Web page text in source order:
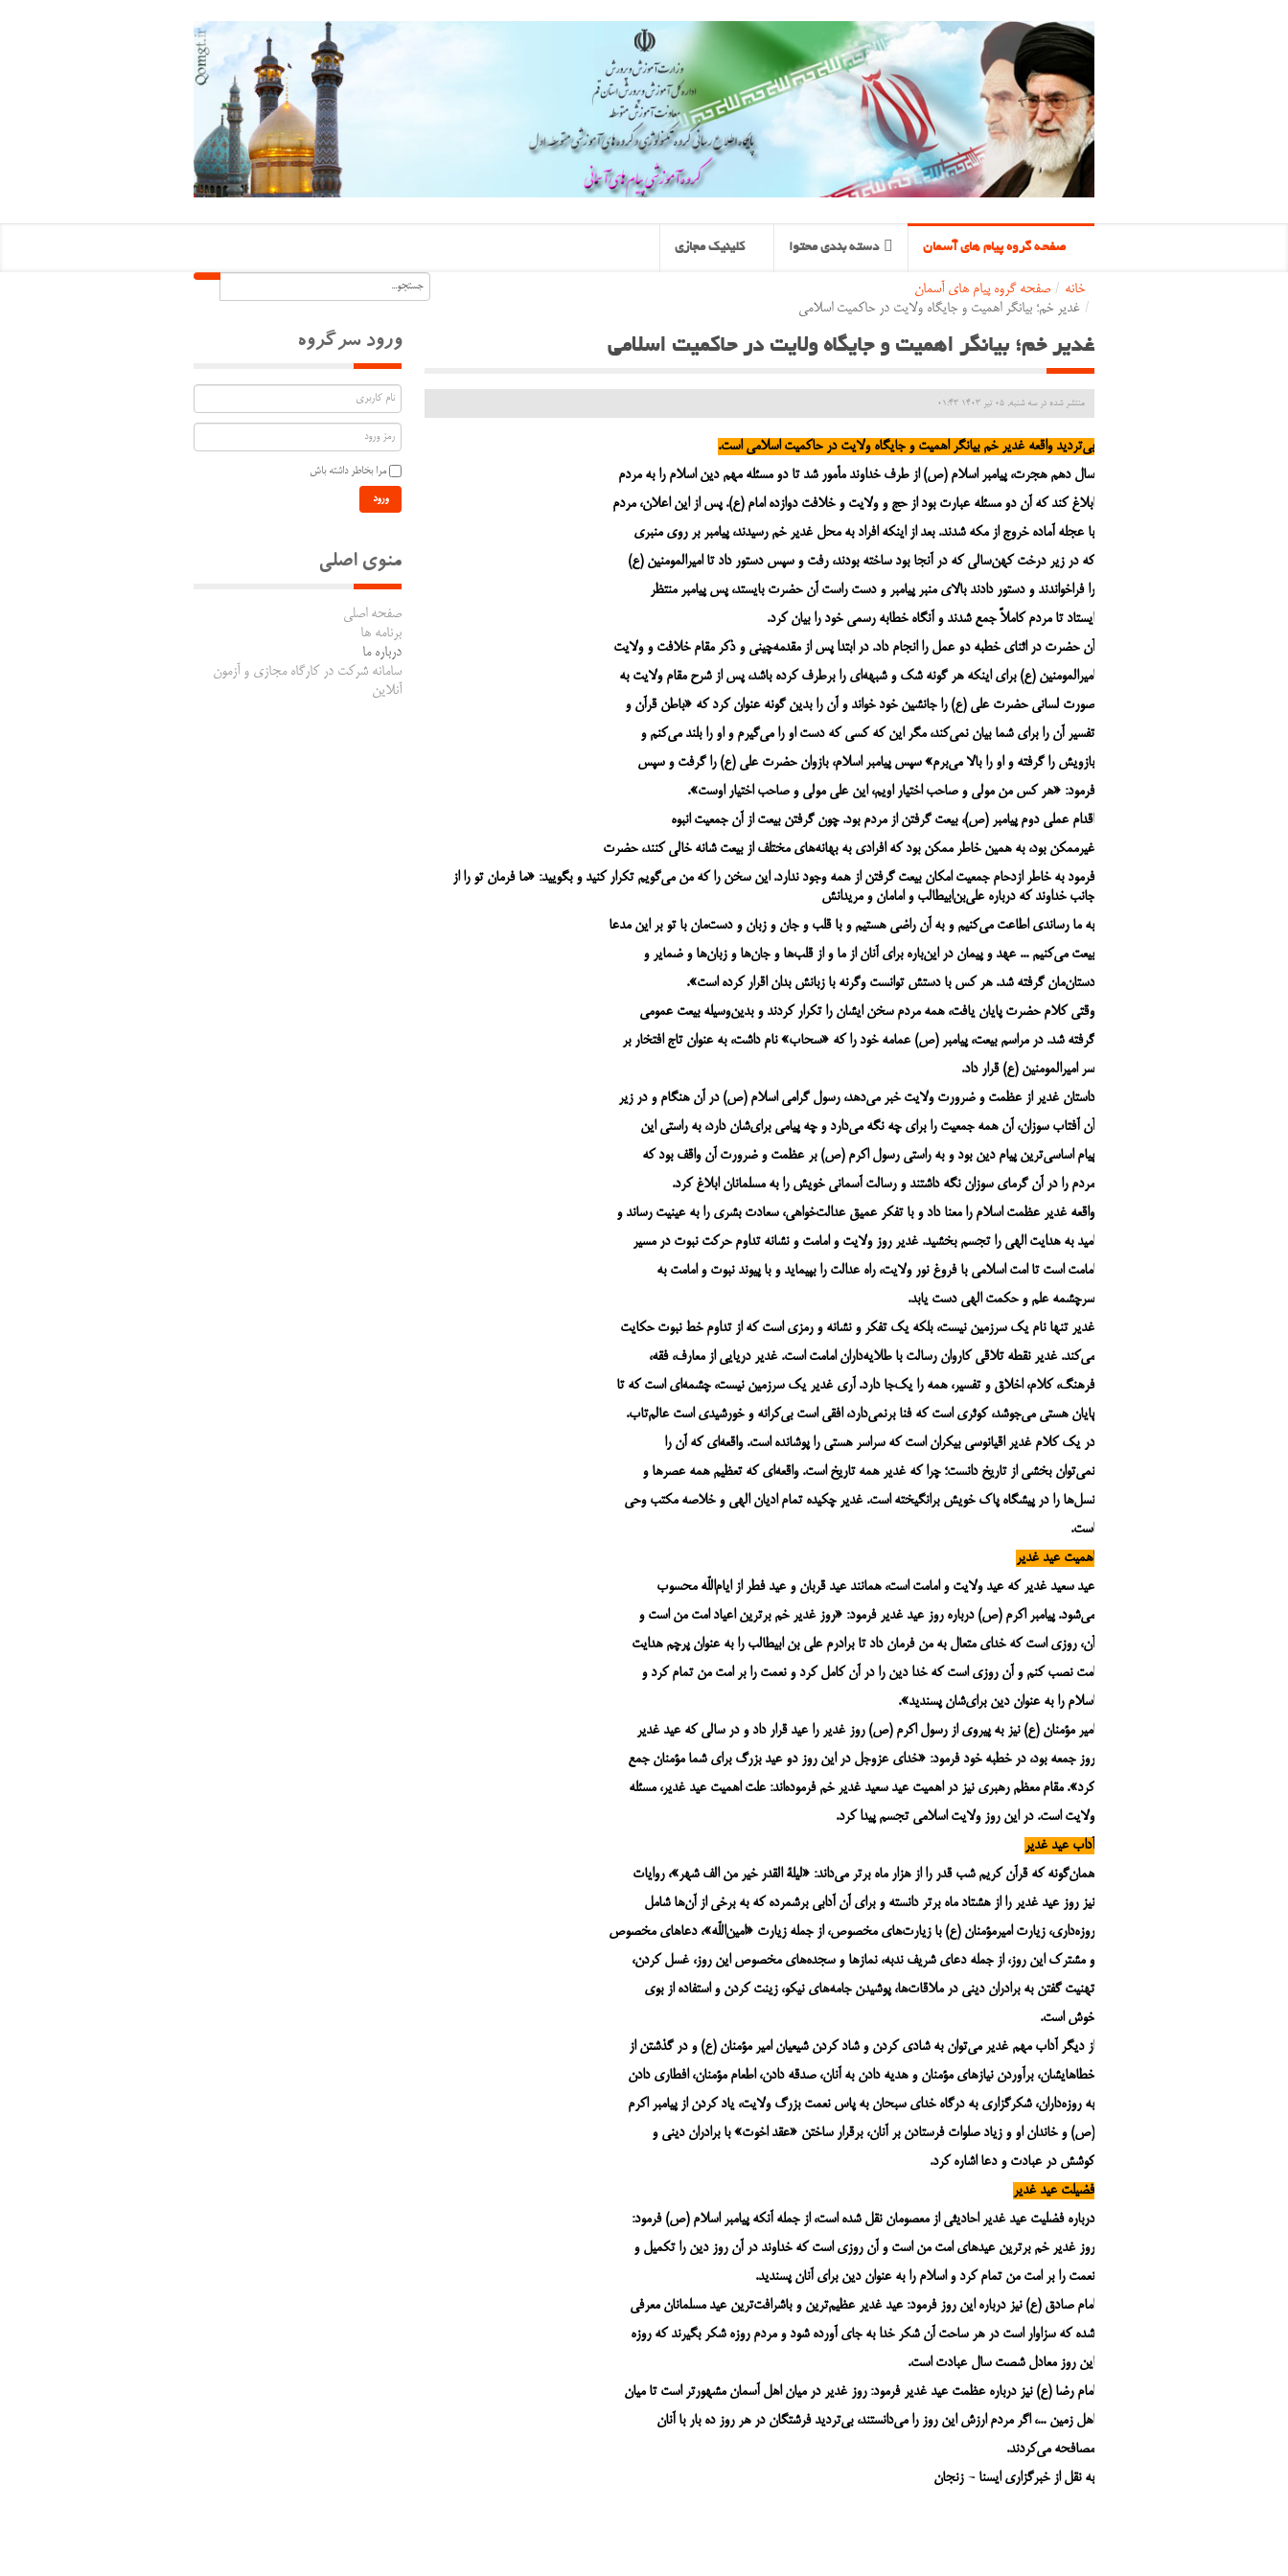
صفحه گروه پیام های آسمان دسته بندی محتوا کلینیک مجازی
خانه / صفحه گروه پیام های آسمان
/ غدیر خم؛ بیانگر اهمیت و جایگاه ولایت در حاکمیت اسلامی
غدیر خم؛ بیانگر اهمیت و جایگاه ولایت در حاکمیت اسلامی
منتشر شده در سه شنبه, 05 تیر 1403 01:43
بی‌تردید واقعه غدیر خم بیانگر اهمیت و جایگاه ولایت در حاکمیت اسلامی است.
سال دهم هجرت، پیامبر اسلام (ص) از طرف خداوند مأمور شد تا دو مسئله مهم دین اسلام را به مردم
ابلاغ کند که آن دو مسئله عبارت بود از حج و ولایت و خلافت دوازده امام (ع). پس از این اعلان، مردم
با عجله آماده خروج از مکه شدند. بعد از اینکه افراد به محل غدیر خم رسیدند، پیامبر بر روی منبری
که در زیر درخت کهن‌سالی که در آنجا بود ساخته بودند، رفت و سپس دستور داد تا امیرالمومنین (ع)
را فراخواندند و دستور دادند بالای منبر پیامبر و دست راست آن حضرت بایستد، پس پیامبر منتظر
ایستاد تا مردم کاملاً جمع شدند و آنگاه خطابه رسمی خود را بیان کرد.
آن حضرت در اثنای خطبه دو عمل را انجام داد. در ابتدا پس از مقدمه‌چینی و ذکر مقام خلافت و ولایت
امیرالمومنین (ع) برای اینکه هر گونه شک و شبهه‌ای را برطرف کرده باشد، پس از شرح مقام ولایت به
صورت لسانی حضرت علی (ع) را جانشین خود خواند و آن را بدین‌ گونه عنوان کرد که «باطن قرآن و
تفسیر آن را برای شما بیان نمی‌کند، مگر این که کسی که دست او را می‌گیرم و او را بلند می‌کنم و
بازویش را گرفته‌ و او را بالا می‌برم» سپس پیامبر اسلام، بازوان حضرت علی (ع) را گرفت و سپس
فرمود: «هر کس من مولی و صاحب اختیار اویم، این علی مولی و صاحب اختیار اوست».
اقدام عملی دوم پیامبر (ص)، بیعت گرفتن از مردم بود. چون گرفتن بیعت از آن جمعیت انبوه
غیرممکن بود، به همین خاطر ممکن بود که افرادی به بهانه‌های مختلف از بیعت شانه خالی کنند، حضرت
فرمود به خاطر ازدحام جمعیت امکان بیعت‌ گرفتن از همه وجود ندارد. این سخن را که من می‌گویم تکرار کنید و بگویید: «ما فرمان تو را از
جانب خداوند که درباره علی‌بن‌ابیطالب و امامان و مریدانش
به ما رساندی اطاعت می‌کنیم و به آن راضی هستیم و با قلب و جان و زبان و دست‌مان با تو بر این مدعا
بیعت می‌کنیم ... عهد و پیمان در این‌باره برای آنان از ما و از قلب‌ها و جان‌ها و زبان‌ها و ضمایر و
دستان‌مان گرفته شد. هر کس با دستش توانست وگرنه با زبانش بدان اقرار کرده است».
وقتی کلام حضرت پایان یافت، همه مردم سخن ایشان را تکرار کردند و بدین‌وسیله بیعت عمومی
گرفته شد. در مراسم بیعت، پیامبر (ص) عمامه خود را که «سحاب» نام داشت، به‌ عنوان تاج افتخار بر
سر امیرالمومنین (ع) قرار داد.
داستان غدیر از عظمت و ضرورت ولایت خبر می‏‌دهد، رسول گرامی اسلام (ص) در آن هنگام و در زیر
آن آفتاب سوزان، آن همه جمعیت را برای چه نگه می‏‌دارد و چه پیامی برای‌‏شان دارد، به راستی این
پیام اساسی‏‌ترین پیام دین بود و به راستی رسول اکرم (ص) بر عظمت و ضرورت آن واقف بود که
مردم را در آن گرمای سوزان نگه داشتند و رسالت آسمانی خویش را به مسلمانان ابلاغ کرد.
واقعه غدیر عظمت اسلام را معنا داد و با تفکر عمیق عدالت‌خواهی، سعادت بشری را به عینیت رساند و
امید به هدایت الهی را تجسم بخشید. غدیر روز ولایت و امامت و نشانه تداوم حرکت نبوت در مسیر
امامت است تا امت اسلامی با فروغ نور ولایت، راه عدالت را بپیماید و با پیوند نبوت و امامت به
سرچشمه علم و حکمت الهی دست یابد.
غدیر تنها نام یک سرزمین نیست، بلکه یک تفکر و نشانه و رمزی است که از تداوم خط نبوت حکایت
می‌کند. غدیر نقطه تلاقی کاروان رسالت با طلایه‌داران امامت است. غدیر دریایی از معارف، فقه،
فرهنگ، کلام، اخلاق و تفسیر، همه را یک‌جا دارد. آری غدیر یک سرزمین نیست، چشمه‌ای است که تا
پایان هستی می‌جوشد، کوثری است که فنا برنمی‌دارد، افقی است بی‌کرانه و خورشیدی است عالم‌تاب.
در یک کلام غدیر اقیانوسی بیکران است که سراسر هستی را پوشانده است. واقعه‌ای که آن را
نمی‌توان بخشی از تاریخ دانست؛ چرا که غدیر همه تاریخ است. واقعه‌ای که تعظیم همه عصرها و
نسل‌ها را در پیشگاه پاک خویش برانگیخته است. غدیر چکیده تمام ادیان الهی و خلاصه مکتب وحی
است.
اهمیت عید غدیر
عید سعید غدیر که عید ولایت و امامت است، همانند عید قربان و عید فطر از ایام‌اللّه محسوب
می‌شود. پیامبر اکرم (ص) درباره روز عید غدیر فرمود: «روز غدیر خم برترین اعیاد امت من است و
آن، روزی است که خدای متعال به من فرمان داد تا برادرم علی بن ابیطالب را به عنوان پرچم هدایت
امت نصب کنم و آن روزی است که خدا دین را در آن کامل کرد و نعمت را بر امت من تمام کرد و
اسلام را به عنوان دین برای‌شان پسندید».
امیر مؤمنان (ع) نیز به پیروی از رسول اکرم (ص) روز غدیر را عید قرار داد و در سالی که عید غدیر
روز جمعه بود، در خطبه خود فرمود: «خدای عزوجل در این روز دو عید بزرگ برای شما مؤمنان جمع
کرد». مقام معظم رهبری نیز در اهمیت عید سعید غدیر خم فرموده‌اند: علت اهمیت عید غدیر، مسئله
ولایت است. در این روز ولایت اسلامی تجسم پیدا کرد.
آداب عید غدیر
همان‌گونه‌ که قرآن کریم شب قدر را از هزار ماه برتر می‌داند: «لیلة القدر خیر من الف شهر»، روایات
نیز روز عید غدیر را از هشتاد ماه برتر دانسته و برای آن آدابی برشمرده که به برخی از آن‌ها شامل
روزه‌داری، زیارت امیرمؤمنان (ع) با زیارت‌های مخصوص، از جمله زیارت «امین‌اللّه»، دعاهای مخصوص
و مشترک این روز، از جمله دعای شریف ندبه، نمازها و سجده‌های مخصوص این روز، غسل کردن،
تهنیت گفتن به برادران دینی در ملاقات‌ها، پوشیدن جامه‌های نیکو، زینت کردن و استفاده از بوی
خوش است.
از دیگر آداب مهم غدیر می‌توان به شادی کردن و شاد کردن شیعیان امیر مؤمنان (ع) و در گذشتن از
خطاهایشان، برآوردن نیازهای مؤمنان و هدیه دادن به آنان، صدقه دادن، اطعام مؤمنان، افطاری دادن
به روزه‌داران، شکرگزاری به درگاه خدای سبحان به پاس نعمت بزرگ ولایت، یاد کردن از پیامبر اکرم
(ص) و خاندان او و زیاد صلوات فرستادن بر آنان، برقرار ساختن «عقد اخوت» با برادران دینی و
کوشش در عبادت و دعا اشاره کرد.
فضیلت عید غدیر
درباره فضلیت عید غدیر احادیثی از معصومان نقل شده است، از جمله آنکه پیامبر اسلام (ص) فرمود:
روز غدیر خم برترین عیدهای امت من است و آن روزی است که خداوند در آن روز دین را تکمیل و
نعمت را بر امت من تمام کرد و اسلام را به عنوان دین برای آنان پسندید.
امام صادق (ع) نیز درباره این روز فرمود: عید غدیر عظیم‌ترین و باشرافت‌ترین عید مسلمانان معرفی
شده که سزاوار است در هر ساحت آن شکر خدا به جای آورده شود و مردم روزه شکر بگیرند که روزه
این روز معادل شصت سال عبادت است.
امام رضا (ع) نیز درباره عظمت عید غدیر فرمود: روز غدیر در میان اهل آسمان مشهورتر است تا میان
اهل زمین ...، اگر مردم ارزش این روز را می‌دانستند، بی‌تردید فرشتگان در هر روز ده بار با آنان
مصافحه می‌‏کردند.
به نقل از خبرگزاری ایسنا - زنجان
ورود سرگروه
مرا بخاطر داشته باش
ورود
منوی اصلی
صفحه اصلی
برنامه ها
درباره ما
سامانه شرکت در کارگاه مجازی و آزمون
آنلاین